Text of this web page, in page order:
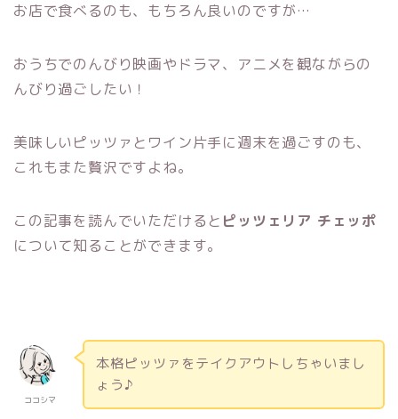
お店で食べるのも、もちろん良いのですが…
おうちでのんびり映画やドラマ、アニメを観ながらの
んびり過ごしたい！
美味しいピッツァとワイン片手に週末を過ごすのも、
これもまた贅沢ですよね。
この記事を読んでいただけると ピッツェリア チェッポ
について知ることができます。
ココシマ
本格ピッツァをテイクアウトしちゃいまし
ょう♪